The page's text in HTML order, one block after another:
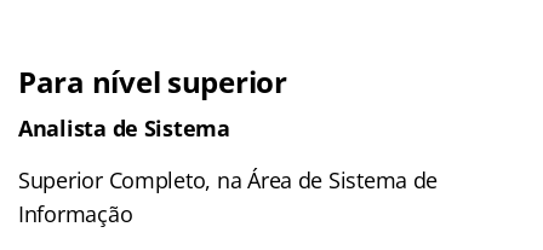
Para nível superior
Analista de Sistema
Superior Completo, na Área de Sistema de
Informação